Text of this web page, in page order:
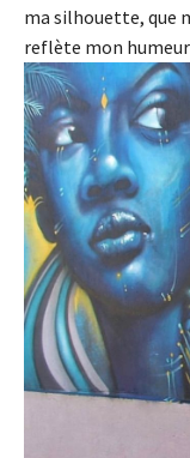
ma silhouette, que
reflète mon humeur